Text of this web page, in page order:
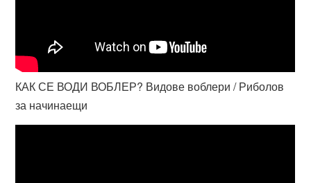
КАК СЕ ВОДИ ВОБЛЕР? Видове воблери / Риболов
за начинаещи